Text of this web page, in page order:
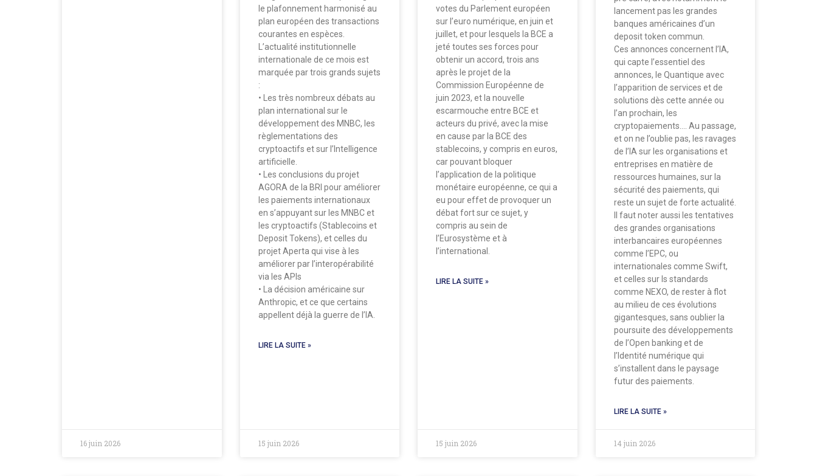
16 juin 2026
le plafonnement harmonisé au
plan européen des transactions
courantes en espèces.
L’actualité institutionnelle
internationale de ce mois est
marquée par trois grands sujets
:
• Les très nombreux débats au
plan international sur le
développement des MNBC, les
règlementations des
cryptoactifs et sur l’Intelligence
artificielle.
• Les conclusions du projet
AGORA de la BRI pour améliorer
les paiements internationaux
en s’appuyant sur les MNBC et
les cryptoactifs (Stablecoins et
Deposit Tokens), et celles du
projet Aperta qui vise à les
améliorer par l’interopérabilité
via les APIs
• La décision américaine sur
Anthropic, et ce que certains
appellent déjà la guerre de l’IA.
LIRE LA SUITE »
15 juin 2026
votes du Parlement européen
sur l’euro numérique, en juin et
juillet, et pour lesquels la BCE a
jeté toutes ses forces pour
obtenir un accord, trois ans
après le projet de la
Commission Européenne de
juin 2023, et la nouvelle
escarmouche entre BCE et
acteurs du privé, avec la mise
en cause par la BCE des
stablecoins, y compris en euros,
car pouvant bloquer
l’application de la politique
monétaire européenne, ce qui a
eu pour effet de provoquer un
débat fort sur ce sujet, y
compris au sein de
l’Eurosystème et à
l’international.
LIRE LA SUITE »
15 juin 2026
lancement pas les grandes
banques américaines d’un
deposit token commun.
Ces annonces concernent l’IA,
qui capte l’essentiel des
annonces, le Quantique avec
l’apparition de services et de
solutions dès cette année ou
l’an prochain, les
cryptopaiements…. Au passage,
et on ne l’oublie pas, les ravages
de l’IA sur les organisations et
entreprises en matière de
ressources humaines, sur la
sécurité des paiements, qui
reste un sujet de forte actualité.
Il faut noter aussi les tentatives
des grandes organisations
interbancaires européennes
comme l’EPC, ou
internationales comme Swift,
et celles sur ls standards
comme NEXO, de rester à flot
au milieu de ces évolutions
gigantesques, sans oublier la
poursuite des développements
de l’Open banking et de
l’Identité numérique qui
s’installent dans le paysage
futur des paiements.
LIRE LA SUITE »
14 juin 2026